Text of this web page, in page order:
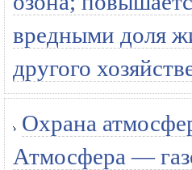
вредными доля
другого
Охрана
Атмосфера —